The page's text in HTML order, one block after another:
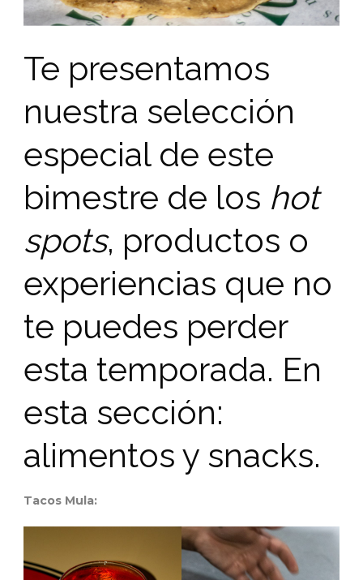
Te presentamos
nuestra selección
especial de este
bimestre de los hot
spots, productos o
experiencias que no
te puedes perder
esta temporada. En
esta sección:
alimentos y snacks.
Tacos Mula: